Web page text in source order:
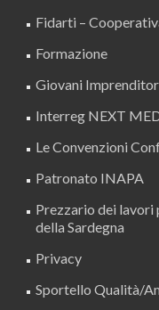
Fidarti –
Formazione
Giovani
Interreg NEXT
Le Convenzioni
Patronato INAPA
Prezzario dei lavori
della Sardegna
Privacy
Sportello Qualità/